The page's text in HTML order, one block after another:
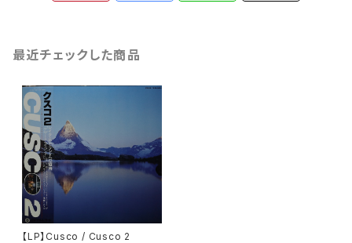
最近チェックした商品
【LP】Cusco / Cusco 2